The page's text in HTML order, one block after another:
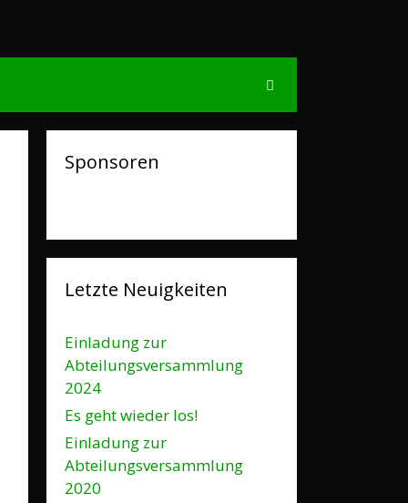
Sponsoren
Letzte Neuigkeiten
Einladung zur
Abteilungsversammlung
2024
Es geht wieder los!
Einladung zur
Abteilungsversammlung
2020